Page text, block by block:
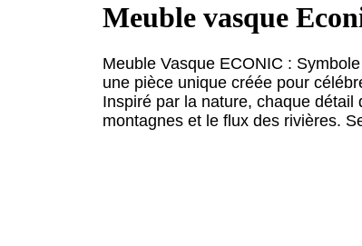
Meuble vasque
Meuble Vasque ECONIC :
une pièce unique créée pour
Inspiré par la nature, chaque
montagnes et le flux des rivières.